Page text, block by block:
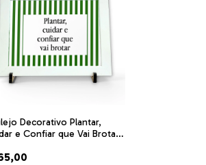
Decorativo Plantar,
e Confiar que Vai Brotar